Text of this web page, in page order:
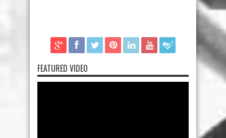
FEATURED VIDEO